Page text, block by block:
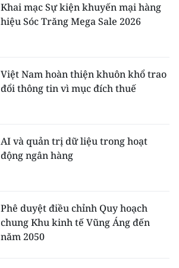
Khai mạc Sự kiện khuyến mại hàng
hiệu Sóc Trăng Mega Sale 2026
Việt Nam hoàn thiện khuôn khổ trao
đổi thông tin vì mục đích thuế
AI và quản trị dữ liệu trong hoạt
động ngân hàng
Phê duyệt điều chỉnh Quy hoạch
chung Khu kinh tế Vũng Áng đến
năm 2050